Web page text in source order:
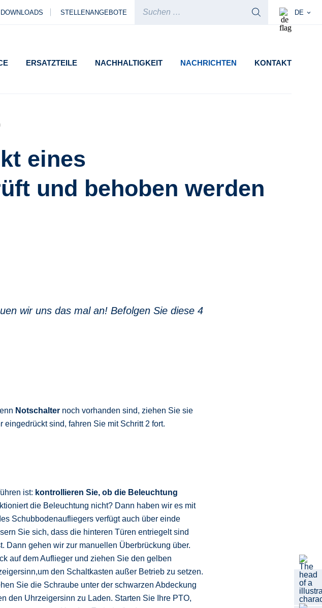
DOWNLOADS STELLENANGEBOTE DE
ERSATZTEILE NACHHALTIGKEIT NACHRICHTEN KONTAKT
eines
und behoben werden
wir uns das mal an! Befolgen Sie diese 4
Notschalter noch vorhanden sind, ziehen Sie sie
sind, fahren Sie mit Schritt 2 fort.
ist: kontrollieren Sie, ob die Beleuchtung
die Beleuchtung nicht? Dann haben wir es mit
Schubbodenaufliegers verfügt auch über einde
Sie sich, dass die hinteren Türen entriegelt sind
Dann gehen wir zur manuellen Überbrückung über.
auf dem Auflieger und ziehen Sie den gelben
den Schaltkasten außer Betrieb zu setzen.
Sie die Schraube unter der schwarzen Abdeckung
den Uhrzeigersinn zu Laden. Starten Sie Ihre PTO,